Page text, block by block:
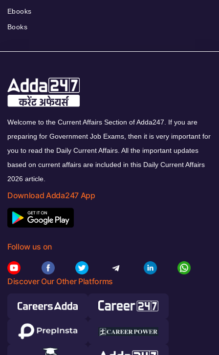
Ebooks
Books
Welcome to the Current Affairs Section of Adda247. If you are
preparing for Government Job Exams, then it is very important for
you to read the Daily Current Affairs. All the important updates
based on current affairs are included in this Daily Current Affairs
2026 article.
Download Adda247 App
Follow us on
Discover Our Other Platforms